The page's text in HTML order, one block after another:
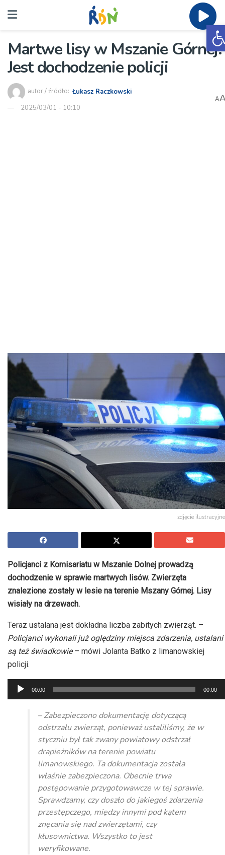
Martwe lisy w Mszanie Górnej.
Jest dochodzenie policji
autor / źródło: Łukasz Raczkowski
2025/03/01 - 10:10
A
zdjęcie ilustracyjne
Policjanci z Komisariatu w Mszanie Dolnej prowadzą
dochodzenie w sprawie martwych lisów. Zwierzęta
znalezione zostały w lesie na terenie Mszany Górnej. Lisy
wisiały na drzewach.
Teraz ustalana jest dokładna liczba zabitych zwierząt. –
Policjanci wykonali już oględziny miejsca zdarzenia, ustalani
są też świadkowie– mówi Jolanta Batko z limanowskiej
policji.
Odtwarzacz
plików
dźwiękowych
00:00 00:00
– Zabezpieczono dokumentację dotyczącą
odstrzału zwierząt, ponieważ ustaliliśmy, że w
styczniu był tak zwany powiatowy odstrzał
drapieżników na terenie powiatu
limanowskiego. Ta dokumentacja została
właśnie zabezpieczona. Obecnie trwa
postępowanie przygotowawcze w tej sprawie.
Sprawdzamy, czy doszło do jakiegoś zdarzenia
przestępczego, między innymi pod kątem
znęcania się nad zwierzętami, czy
kłusownictwa. Wszystko to jest
weryfikowane.